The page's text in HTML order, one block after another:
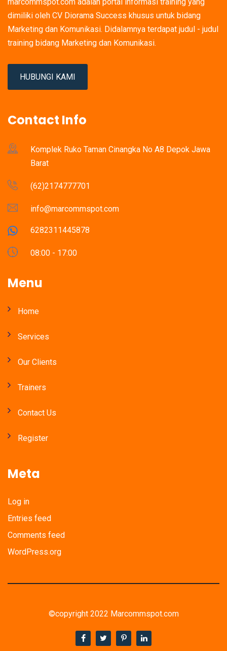
dimiliki oleh CV Diorama Success khusus untuk bidang
Marketing dan Komunikasi. Didalamnya terdapat judul - judul
training bidang Marketing dan Komunikasi.
HUBUNGI KAMI
Contact Info
Komplek Ruko Taman Cinangka No A8 Depok Jawa
Barat
(62)2174777701
info@marcommspot.com
6282311445878
08:00 - 17:00
Menu
Home
Services
Our Clients
Trainers
Contact Us
Register
Meta
Log in
Entries feed
Comments feed
WordPress.org
©copyright 2022 Marcommspot.com